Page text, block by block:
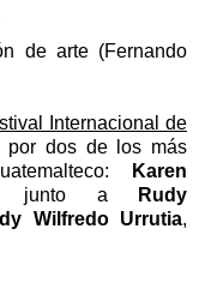
de arte (Fernando
Internacional de
por dos de los más
Karen
junto a
Rudy
Wilfredo Urrutia,